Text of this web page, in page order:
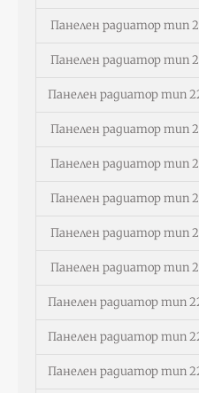
Панелен радиатор тип
Панелен радиатор тип
Панелен радиатор тип
Панелен радиатор тип
Панелен радиатор тип
Панелен радиатор тип
Панелен радиатор тип
Панелен радиатор тип
Панелен радиатор тип
Панелен радиатор тип
Панелен радиатор тип